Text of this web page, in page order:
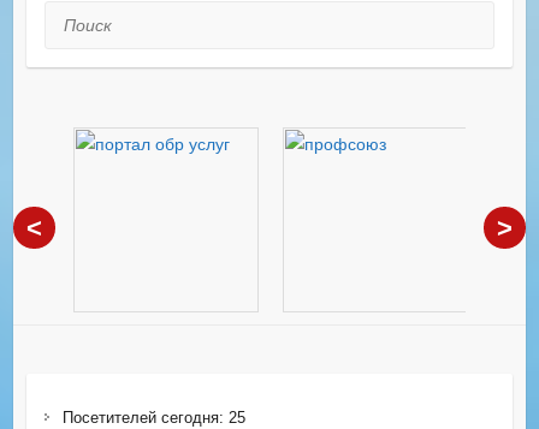
Поиск
< >
Посетителей сегодня: 25